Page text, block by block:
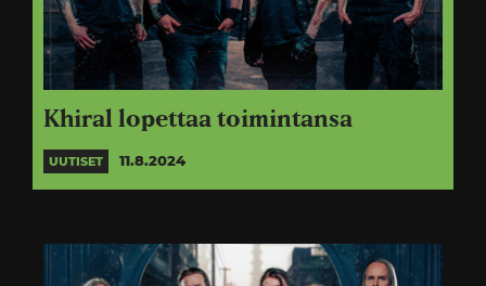
Khiral lopettaa toimintansa
UUTISET 11.8.2024